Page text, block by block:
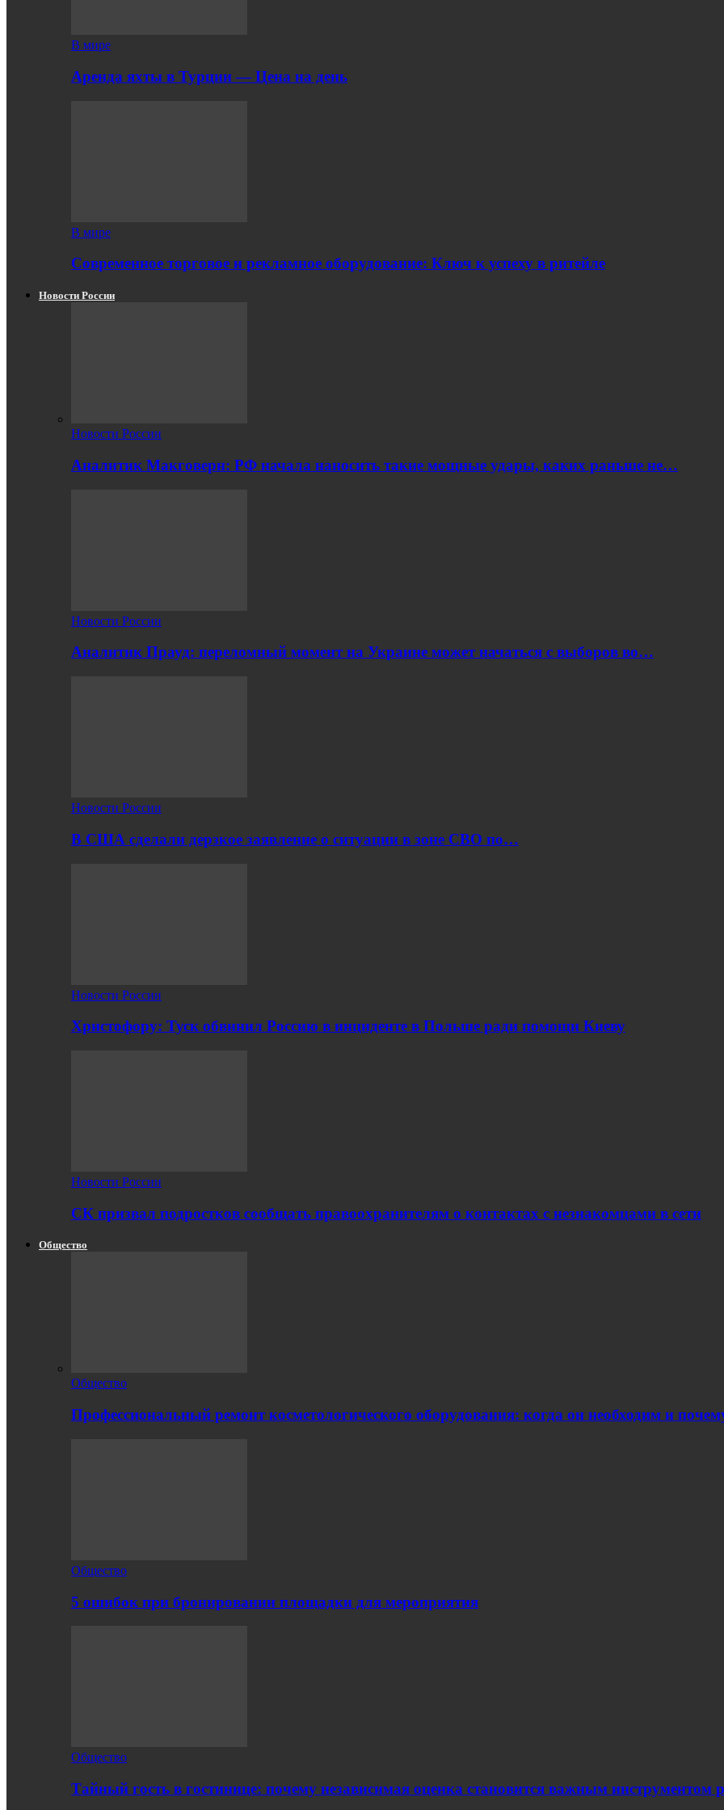
В мире
Аренда яхты в Турции — Цена на день
В мире
Современное торговое и рекламное оборудование: Ключ к успеху в ритейле
Новости России
Новости России
Аналитик Макговерн: РФ начала наносить такие мощные удары, каких раньше не…
Новости России
Аналитик Прауд: переломный момент на Украине может начаться с выборов во…
Новости России
В США сделали дерзкое заявление о ситуации в зоне СВО по…
Новости России
Христофору: Туск обвинил Россию в инциденте в Польше ради помощи Киеву
Новости России
СК призвал подростков сообщать правоохранителям о контактах с незнакомцами в сети
Общество
Общество
Профессиональный ремонт косметологического оборудования: когда он необходим и
Общество
5 ошибок при бронировании площадки для мероприятия
Общество
Тайный гость в гостинице: почему независимая оценка становится важным инструментом